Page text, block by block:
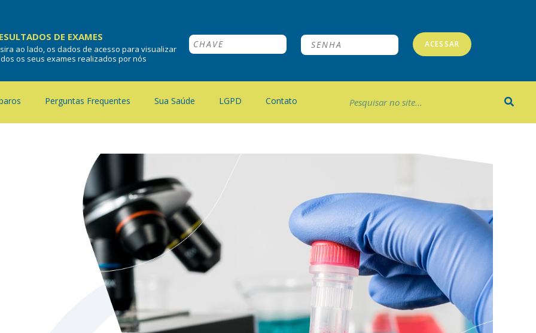
DE EXAMES
ao lado, os dados de acesso para visualizar
os seus exames realizados por nós
ACESSAR
Perguntas Frequentes Sua Saúde LGPD Contato